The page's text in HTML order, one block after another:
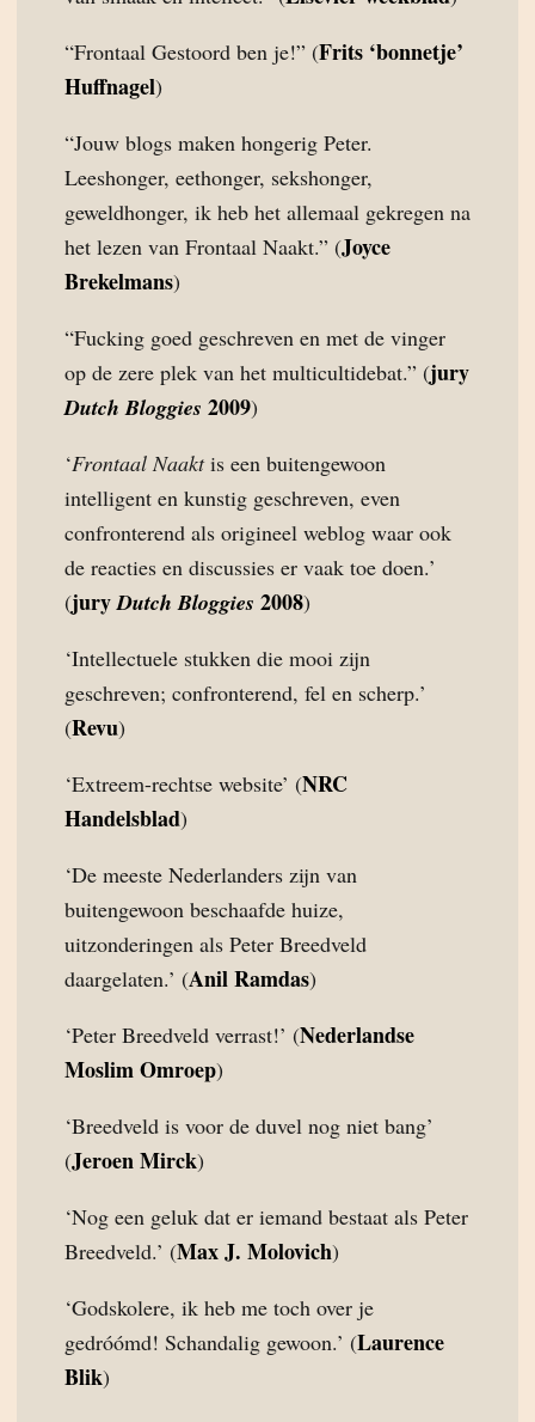
“Frontaal Gestoord ben je!” (Frits ‘bonnetje’
Huffnagel)
“Jouw blogs maken hongerig Peter.
Leeshonger, eethonger, sekshonger,
geweldhonger, ik heb het allemaal gekregen na
het lezen van Frontaal Naakt.” (Joyce
Brekelmans)
“Fucking goed geschreven en met de vinger
op de zere plek van het multicultidebat.” (jury
Dutch Bloggies 2009)
‘Frontaal Naaktis een buitengewoon
intelligent en kunstig geschreven, even
confronterend als origineel weblog waar ook
de reacties en discussies er vaak toe doen.’
(juryDutch Bloggies 2008)
‘Intellectuele stukken die mooi zijn
geschreven; confronterend, fel en scherp.’
(Revu)
‘Extreem-rechtse website’ (NRC
Handelsblad)
‘De meeste Nederlanders zijn van
buitengewoon beschaafde huize,
uitzonderingen als Peter Breedveld
daargelaten.’ (Anil Ramdas)
‘Peter Breedveld verrast!’ (Nederlandse
Moslim Omroep)
‘Breedveld is voor de duvel nog niet bang’
(Jeroen Mirck)
‘Nog een geluk dat er iemand bestaat als Peter
Breedveld.’ (Max J. Molovich)
‘Godskolere, ik heb me toch over je
gedróómd! Schandalig gewoon.’ (Laurence
Blik)